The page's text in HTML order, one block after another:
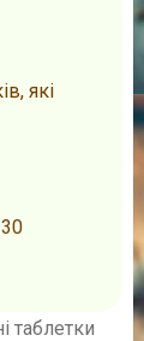
які
таблетки